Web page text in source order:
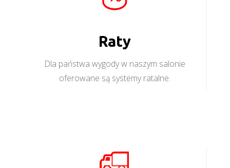
Raty
Dla państwa wygody w naszym salonie
oferowane są systemy ratalne.